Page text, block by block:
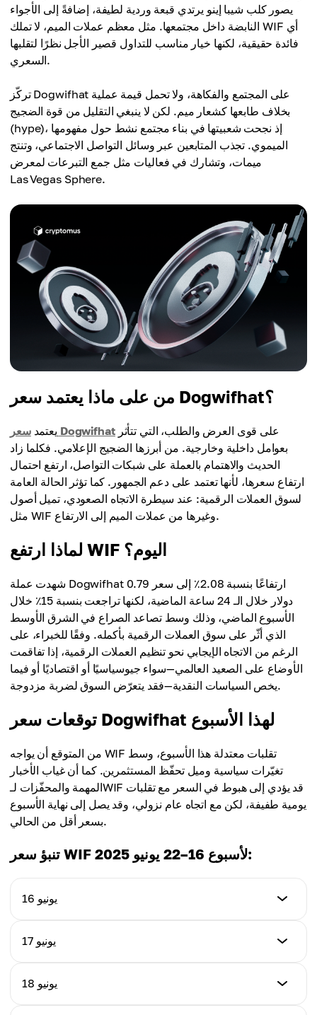
يصور كلب شيبا إينو يرتدي قبعة وردية لطيفة، إضافةً إلى الأجواء
النابضة داخل مجتمعها. مثل معظم عملات الميم، لا تملك WIF أي
فائدة حقيقية، لكنها خيار مناسب للتداول قصير الأجل نظرًا لتقلبها
السعري.
تركّز Dogwifhat على المجتمع والفكاهة، ولا تحمل قيمة عملية
بخلاف طابعها كشعار ميم. لكن لا ينبغي التقليل من قوة الضجيج
(hype)، إذ نجحت شعبيتها في بناء مجتمع نشط حول مفهومها
الميموي. تجذب المتابعين عبر وسائل التواصل الاجتماعي، وتنتج
ميمات، وتشارك في فعاليات مثل جمع التبرعات لمعرض
Las Vegas Sphere.
من على ماذا يعتمد سعر Dogwifhat؟
يعتمد سعر Dogwifhatعلى قوى العرض والطلب، التي تتأثر
بعوامل داخلية وخارجية. من أبرزها الضجيج الإعلامي. فكلما زاد
الحديث والاهتمام بالعملة على شبكات التواصل، ارتفع احتمال
ارتفاع سعرها، لأنها تعتمد على دعم الجمهور. كما تؤثر الحالة العامة
لسوق العملات الرقمية: عند سيطرة الاتجاه الصعودي، تميل أصول
مثل WIF وغيرها من عملات الميم إلى الارتفاع.
لماذا ارتفع WIF اليوم؟
شهدت عملة Dogwifhat ارتفاعًا بنسبة 2.08٪ إلى سعر 0.79
دولار خلال الـ 24 ساعة الماضية، لكنها تراجعت بنسبة 15٪ خلال
الأسبوع الماضي، وذلك وسط تصاعد الصراع في الشرق الأوسط
الذي أثّر على سوق العملات الرقمية بأكمله. وفقًا للخبراء، على
الرغم من الاتجاه الإيجابي نحو تنظيم العملات الرقمية، إذا تفاقمت
الأوضاع على الصعيد العالمي—سواء جيوسياسيًا أو اقتصاديًا أو فيما
يخص السياسات النقدية—فقد يتعرّض السوق لضربة مزدوجة.
توقعات سعر Dogwifhat لهذا الأسبوع
من المتوقع أن يواجه WIF تقلبات معتدلة هذا الأسبوع، وسط
تغيّرات سياسية وميل تحفّظ المستثمرين. كما أن غياب الأخبار
المهمة والمحفّزات لـWIF قد يؤدي إلى هبوط في السعر مع تقلبات
يومية طفيفة، لكن مع اتجاه عام نزولي، وقد يصل إلى نهاية الأسبوع
بسعر أقل من الحالي.
تنبؤ سعر WIF لأسبوع 16–22 يونيو 2025:
16 يونيو
السعر
0.87$
التغير اليومي
17 يونيو
السعر
0.84$
18 يونيو